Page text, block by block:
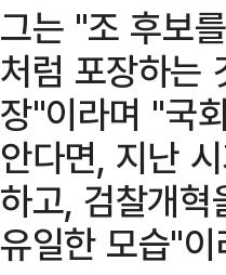
그는 "조 후보
처럼 포장하는
장"이라며 "국
안다면, 지난
하고, 검찰개
유일한 모습"